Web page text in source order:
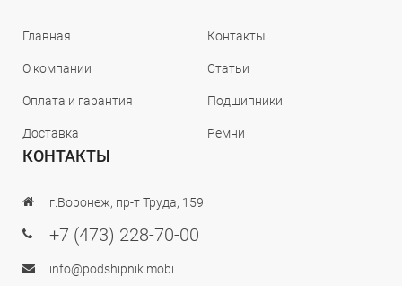
Главная
О компании
Оплата и гарантия
Доставка
Контакты
Статьи
Подшипники
Ремни
КОНТАКТЫ
г.Воронеж, пр-т Труда, 159
+7 (473) 228-70-00
info@podshipnik.mobi